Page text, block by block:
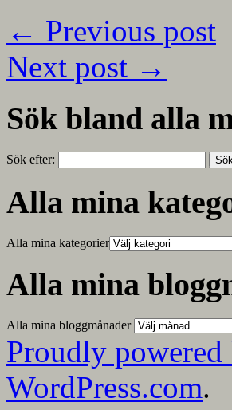
← Previous post
Next post →
Sök bland alla
Sök efter:
Alla mina
Alla mina kategorier
Alla mina
Alla mina bloggmånader
Proudly powered
WordPress.com.